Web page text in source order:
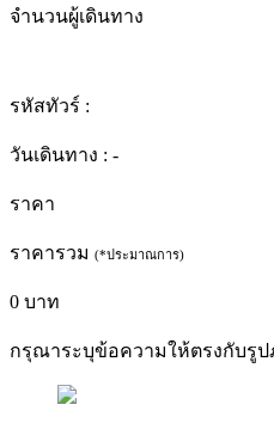
จำนวนผู้เดินทาง
รหัสทัวร์ :
วันเดินทาง : -
ราคา
ราคารวม (*ประมาณการ)
0 บาท
กรุณาระบุข้อความให้ตรงกับรูป